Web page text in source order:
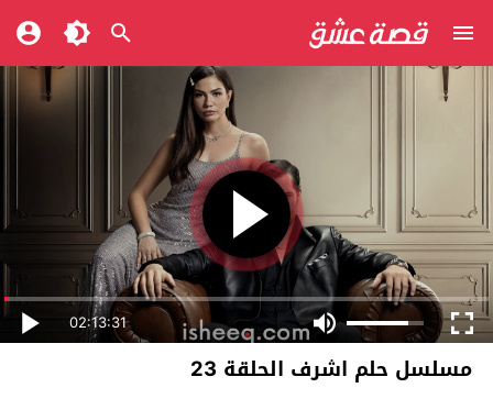
02:13:31
مسلسل حلم اشرف الحلقة 23